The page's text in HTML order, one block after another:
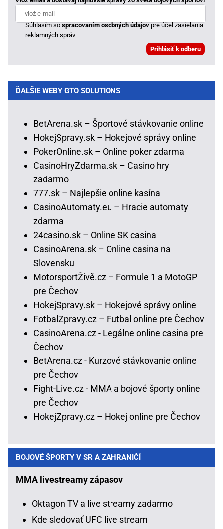
Súhlasím sospracovaním osobných údajovpre účel zasielania
reklamných správ
ĎALŠIE WEBY GTO SOLUTIONS
BetArena.sk – Športové stávkovanie online
HokejSpravy.sk – Hokejové správy online
PokerOnline.sk – Online poker zdarma
CasinoHryZdarma.sk – Casino hry
zadarmo
777.sk – Najlepšie online kasína
CasinoAutomaty.eu – Hracie automaty
zdarma
24casino.sk – Online SK casina
CasinoArena.sk – Online casina na
Slovensku
MotorsportŽivě.cz – Formule 1 a MotoGP
pre Čechov
HokejSpravy.sk – Hokejové správy online
FotbalZpravy.cz – Futbal online pre Čechov
CasinoArena.cz - Legálne online casina pre
Čechov
BetArena.cz - Kurzové stávkovanie online
pre Čechov
Fight-Live.cz - MMA a bojové športy online
pre Čechov
HokejZpravy.cz – Hokej online pre Čechov
BOJOVÉ ŠPORTY V SR A ZAHRANIČÍ
MMA livestreamy zápasov
Oktagon TV a live streamy zadarmo
Kde sledovať UFC live stream